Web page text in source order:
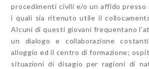
procedimenti civili e/o un affido presso
i quali sia ritenuto utile il
Alcuni di questi giovani frequentano
un dialogo e collaborazione
alloggio ed il centro di formazione;
situazioni di disagio per ragioni di